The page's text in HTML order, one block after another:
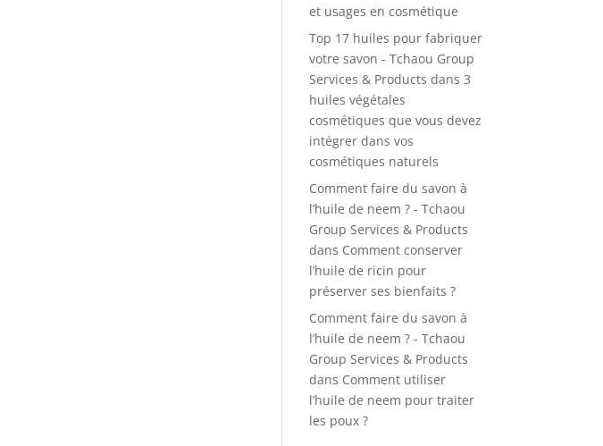
et usages en cosmétique
Top 17 huiles pour fabriquer
votre savon - Tchaou Group
Services & Products dans3
huiles végétales
cosmétiques que vous devez
intégrer dans vos
cosmétiques naturels
Comment faire du savon à
l’huile de neem ? - Tchaou
Group Services & Products
dans Comment conserver
l’huile de ricin pour
préserver ses bienfaits ?
Comment faire du savon à
l’huile de neem ? - Tchaou
Group Services & Products
dans Comment utiliser
l’huile de neem pour traiter
les poux ?